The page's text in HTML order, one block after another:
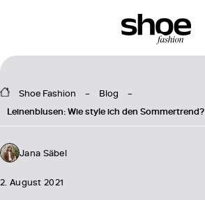
Shoe Fashion
Blog
Leinenblusen: Wie style ich den Sommertrend?
Jana Säbel
2. August 2021